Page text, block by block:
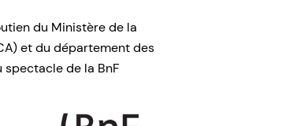
du Ministère de la
et du département des
spectacle de la BnF